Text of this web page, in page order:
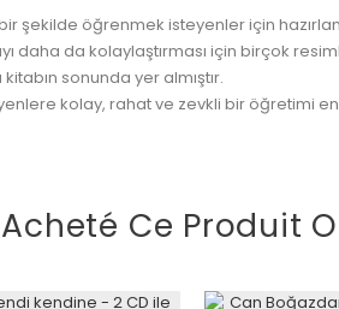
öğrenmek isteyenler için
daha da kolaylaştırması için birçok
sonunda yer almıştır.
kolay, rahat ve zevkli bir öğretimi
Ce Produit